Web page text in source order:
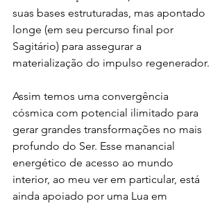
suas bases estruturadas, mas apontado
longe (em seu percurso final por
Sagitário) para assegurar a
materialização do impulso regenerador.
Assim temos uma convergência
cósmica com potencial ilimitado para
gerar grandes transformações no mais
profundo do Ser. Esse manancial
energético de acesso ao mundo
interior, ao meu ver em particular, está
ainda apoiado por uma Lua em